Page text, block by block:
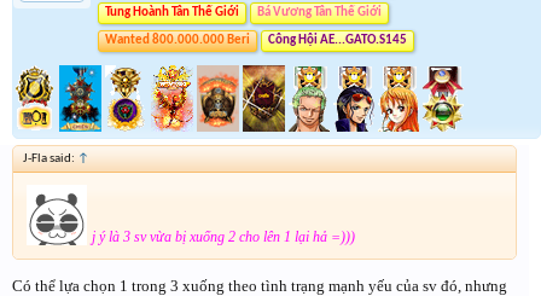
Tung Hoành Tân Thế Giới Bá Vương Tân Thế Giới
Wanted 800.000.000 Beri Công Hội AE...GATO.S145
J-Fla said: ↑
j ý là 3 sv vừa bị xuống 2 cho lên 1 lại hả =)))
Có thể lựa chọn 1 trong 3 xuống theo tình trạng mạnh yếu của sv đó, nhưng